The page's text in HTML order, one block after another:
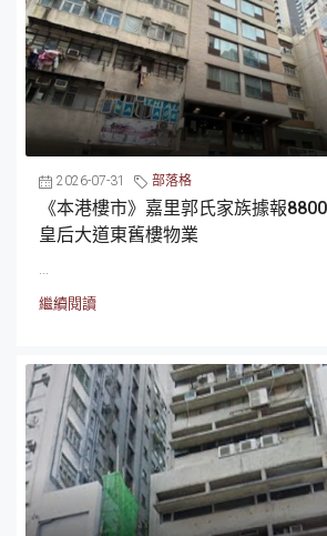
2026-07-31 部落格
《本港樓市》嘉里郭氏家族據報
皇后大道東舊樓物業
...
繼續閱讀